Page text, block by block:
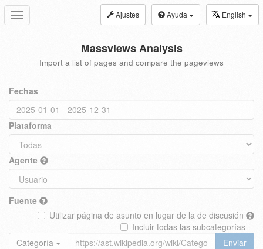
Toggle
navigation
Ajustes Ayuda English
Massviews Analysis
Import a list of pages and compare the pageviews
Fechas
Plataforma
Agente
Fuente
Utilizar página de asunto en lugar de la de discusión
Incluir todas las subcategorías
Categoría
Enviar